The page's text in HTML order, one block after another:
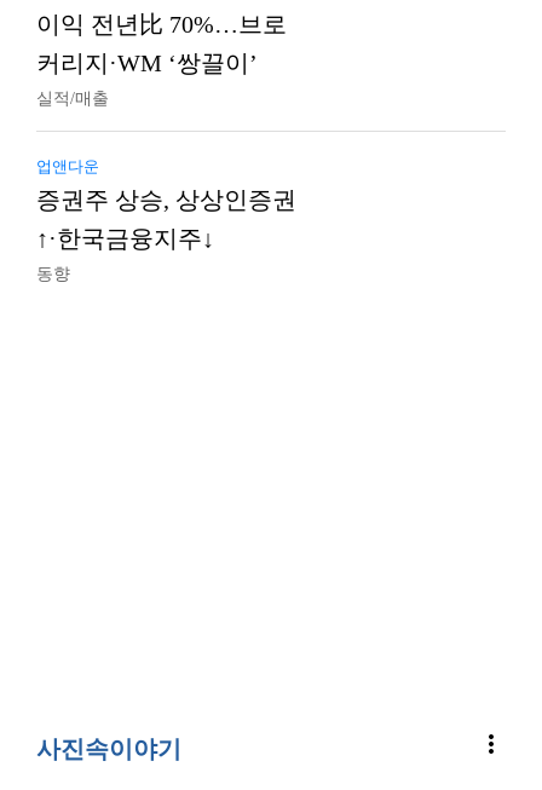
이익 전년比 70%…브로
커리지·WM ‘쌍끌이’
실적/매출
업앤다운
증권주 상승, 상상인증권
↑·한국금융지주↓
동향
사진속이야기 more_vert